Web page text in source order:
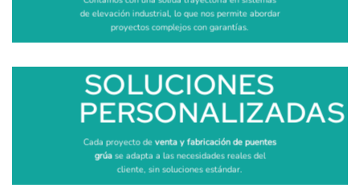
de elevación industrial, lo que nos permite abordar
proyectos complejos con garantías.
SOLUCIONES
PERSONALIZADAS
Cada proyecto deventa y fabricación de puentes
grúase adapta a las necesidades reales del
cliente, sin soluciones estándar.